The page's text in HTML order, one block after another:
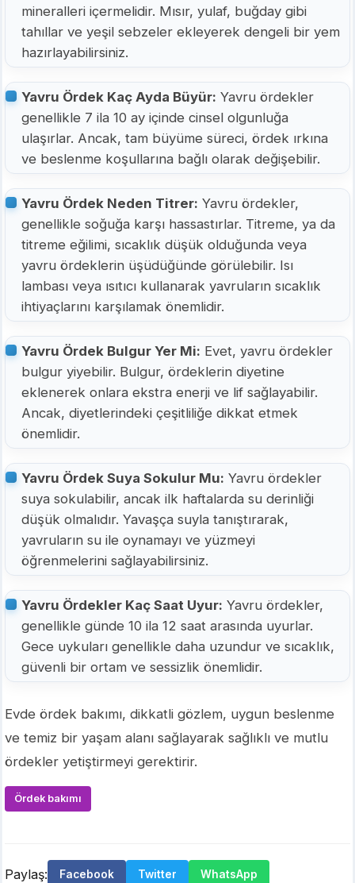
mineralleri içermelidir. Mısır, yulaf, buğday gibi
tahıllar ve yeşil sebzeler ekleyerek dengeli bir yem
hazırlayabilirsiniz.
Yavru Ördek Kaç Ayda Büyür: Yavru ördekler
genellikle 7 ila 10 ay içinde cinsel olgunluğa
ulaşırlar. Ancak, tam büyüme süreci, ördek ırkına
ve beslenme koşullarına bağlı olarak değişebilir.
Yavru Ördek Neden Titrer: Yavru ördekler,
genellikle soğuğa karşı hassastırlar. Titreme, ya da
titreme eğilimi, sıcaklık düşük olduğunda veya
yavru ördeklerin üşüdüğünde görülebilir. Isı
lambası veya ısıtıcı kullanarak yavruların sıcaklık
ihtiyaçlarını karşılamak önemlidir.
Yavru Ördek Bulgur Yer Mi: Evet, yavru ördekler
bulgur yiyebilir. Bulgur, ördeklerin diyetine
eklenerek onlara ekstra enerji ve lif sağlayabilir.
Ancak, diyetlerindeki çeşitliliğe dikkat etmek
önemlidir.
Yavru Ördek Suya Sokulur Mu: Yavru ördekler
suya sokulabilir, ancak ilk haftalarda su derinliği
düşük olmalıdır. Yavaşça suyla tanıştırarak,
yavruların su ile oynamayı ve yüzmeyi
öğrenmelerini sağlayabilirsiniz.
Yavru Ördekler Kaç Saat Uyur: Yavru ördekler,
genellikle günde 10 ila 12 saat arasında uyurlar.
Gece uykuları genellikle daha uzundur ve sıcaklık,
güvenli bir ortam ve sessizlik önemlidir.
Evde ördek bakımı, dikkatli gözlem, uygun beslenme
ve temiz bir yaşam alanı sağlayarak sağlıklı ve mutlu
ördekler yetiştirmeyi gerektirir.
Ördek bakımı
Paylaş: Facebook Twitter WhatsApp